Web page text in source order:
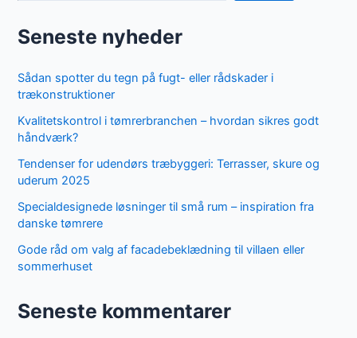
Seneste nyheder
Sådan spotter du tegn på fugt- eller rådskader i
trækonstruktioner
Kvalitetskontrol i tømrerbranchen – hvordan sikres godt
håndværk?
Tendenser for udendørs træbyggeri: Terrasser, skure og
uderum 2025
Specialdesignede løsninger til små rum – inspiration fra
danske tømrere
Gode råd om valg af facadebeklædning til villaen eller
sommerhuset
Seneste kommentarer